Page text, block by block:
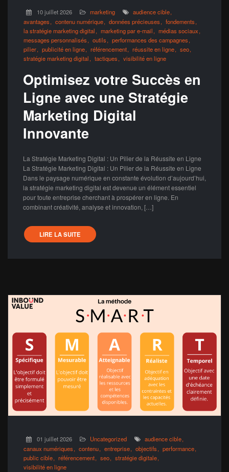
10 juillet 2026 marketing
audience cible
avantages
contenu numérique données précieuses
fondements
la stratégie marketing digital
marketing par e-mail
médias sociaux
messages personnalisés
outils
performances des campagnes
pilier
publicité en ligne référencement réussite en ligne
seo
stratégie marketing digital
tactiques visibilité en ligne
Optimisez votre Succès en
Ligne avec une Stratégie
Marketing Digital
Innovante
La Stratégie Marketing Digital : Un Pilier de la Réussite en Ligne
La Stratégie Marketing Digital : Un Pilier de la Réussite en Ligne
Dans le paysage numérique en constante évolution d’aujourd’hui,
la stratégie marketing digital est devenue un élément essentiel
pour toute entreprise cherchant à prospérer en ligne. En
combinant créativité, analyse et innovation, […]
LIRE LA SUITE
01 juillet 2026 Uncategorized
audience cible
canaux numériques
contenu entreprise objectifs
performance
public cible
référencement seo
stratégie digitale
visibilité en ligne